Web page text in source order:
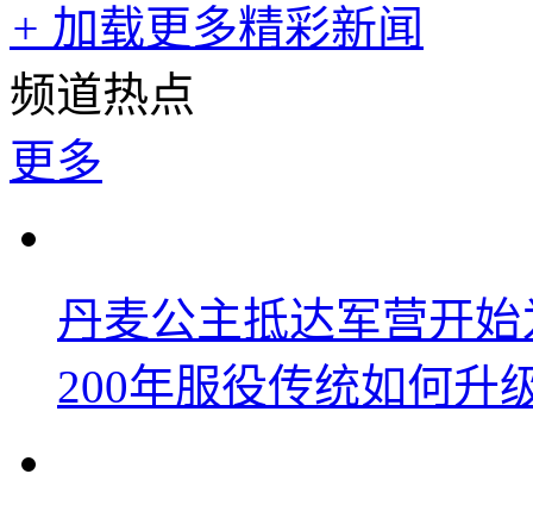
+ 加载更多精彩新闻
频道热点
更多
丹麦公主抵达军营开
200年服役传统如何升